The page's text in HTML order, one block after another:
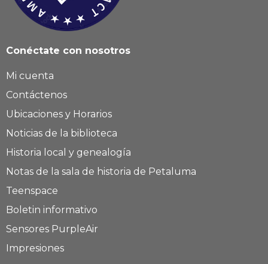
Conéctate con nosotros
Mi cuenta
Contáctenos
Ubicaciones y Horarios
Noticias de la biblioteca
Historia local y genealogía
Notas de la sala de historia de Petaluma
Teenspace
Boletin informativo
Sensores PurpleAir
Impresiones